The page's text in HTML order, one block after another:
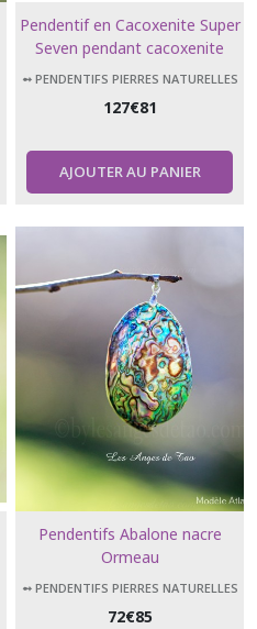
Pendentif en Cacoxenite Super
Seven pendant cacoxenite
melody stone super 7
➻ PENDENTIFS PIERRES NATURELLES
127€81
AJOUTER AU PANIER
Pendentifs Abalone nacre
Ormeau
➻ PENDENTIFS PIERRES NATURELLES
72€85